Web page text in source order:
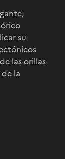
su
las orillas
la